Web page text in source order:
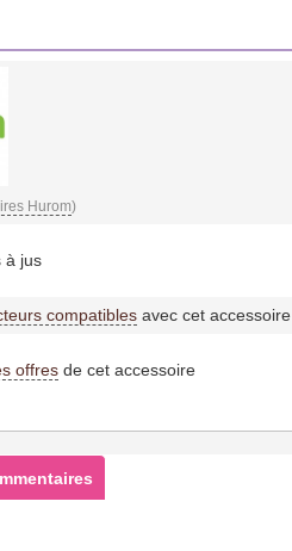
Hurom)
à jus
compatiblesavec cet accessoire
offresde cet accessoire